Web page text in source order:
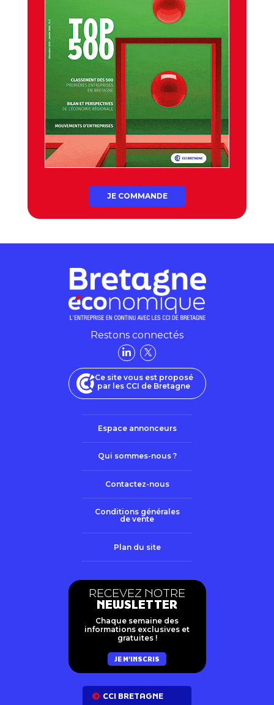
JE COMMANDE
Restons connectés
Ce site vous est proposé
par les CCI de Bretagne
Espace annonceurs
Qui sommes-nous ?
Contactez-nous
Conditions générales
de vente
Plan du site
RECEVEZ NOTRE
NEWSLETTER
Chaque semaine des
informations exclusives et
gratuites !
JE M'INSCRIS
CCI BRETAGNE